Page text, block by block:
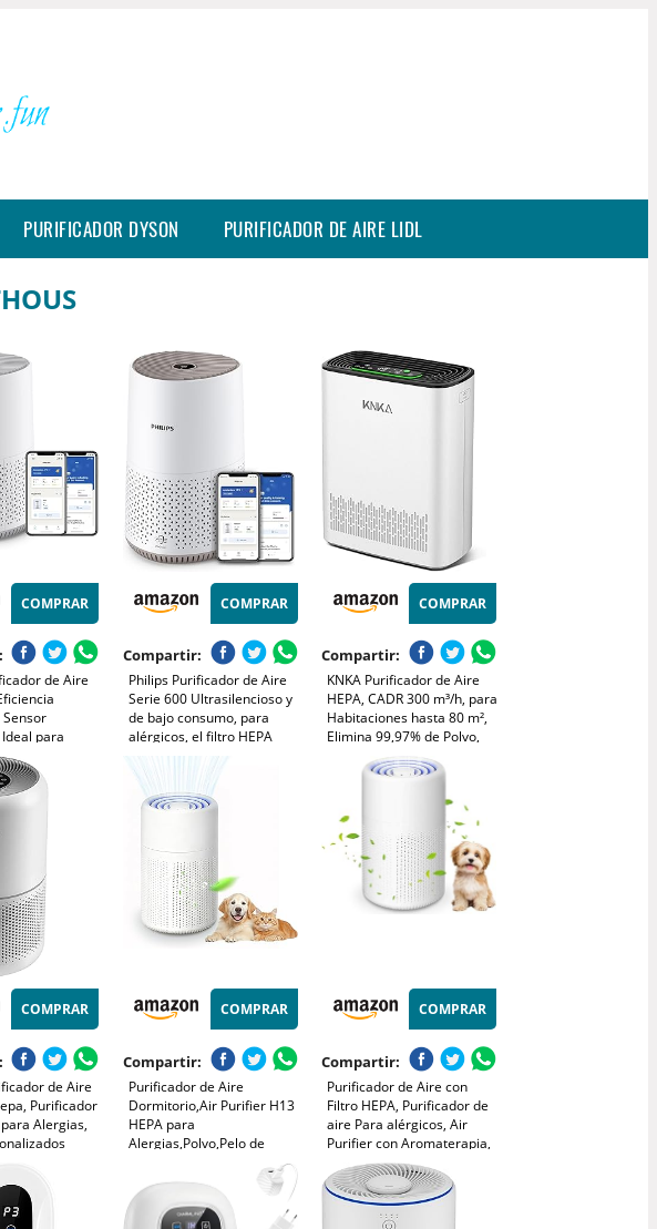
PURIFICADOR DYSON PURIFICADOR DE AIRE LIDL
COMPRAR
de Aire
para
HEPA
Hasta 44 m²,
Philips Air+,
10)
COMPRAR
Compartir:
Philips Purificador de Aire
Serie 600 Ultrasilencioso y
de bajo consumo, para
alérgicos, el filtro HEPA
elimina el 99,97% de los
contaminantes, cubre hasta
44m2, controlado por app,
blanco (AC0650/10)
COMPRAR
Compartir:
KNKA Purificador de Aire
HEPA, CADR 300 m³/h, para
Habitaciones hasta 80 m²,
Elimina 99,97% de Polvo,
Polen y Olores, Sensor
Inteligente, Modo Auto y
Fumadores y Mascotas
(APH3000)
COMPRAR
de Aire
Purificador
Alergias,
de Mascotas,
COMPRAR
Compartir:
Purificador de Aire
Dormitorio,Air Purifier H13
HEPA para
Alergias,Polvo,Pelo de
Olores,Mini Purificador Aire
Silencioso 37 dB para
Hogar y Oficina
COMPRAR
Compartir:
Purificador de Aire con
Filtro HEPA, Purificador de
aire Para alérgicos, Air
Purifier con Aromaterapia,
Elimina de Alergia Polen
Olor y Caspa de Mascota,
humo, Blanco